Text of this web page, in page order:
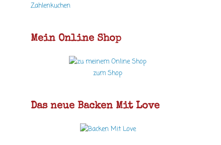
Zahlenkuchen
Mein Online Shop
zum Shop
Das neue Backen Mit Love